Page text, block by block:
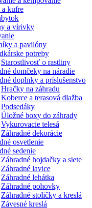
a kufre
a vírivky
a pavilóny
potreby
Starostlivosť o rastliny
domčeky na náradie
doplnky a príslušenstvo
Hračky na záhradu
Koberce a terasová dlažba
Podsedáky
Úložné boxy do záhrady
Vykurovacie telesá
Záhradné dekorácie
osvetlenie
sedenie
Záhradné hojdačky a siete
Záhradné lavice
Záhradné lehátka
Záhradné pohovky
Záhradné stoličky a kreslá
Závesné kreslá